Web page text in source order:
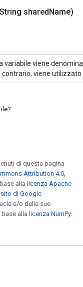
sharedName)
variabile viene
viene utilizzato
di questa pagina
Attribution 4.0,
alla licenza Apache
di Google
e/o delle sue
alla licenza NumPy.